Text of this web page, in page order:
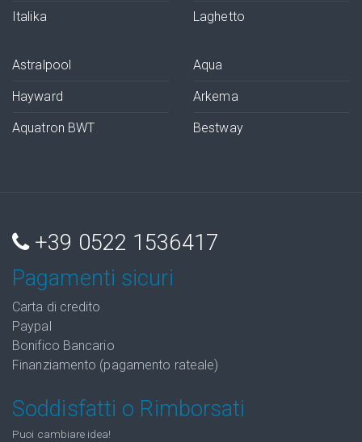
Italika Laghetto
Astralpool
Hayward
Aquatron BWT
Aqua
Arkema
Bestway
+39 0522 1536417
Pagamenti sicuri
Carta di credito
Paypal
Bonifico Bancario
Finanziamento (pagamento rateale)
Soddisfatti o Rimborsati
Puoi cambiare idea!